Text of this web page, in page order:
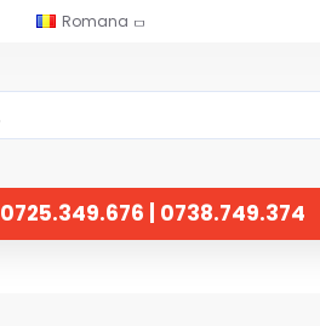
Romana
0725.349.676 | 0738.749.374